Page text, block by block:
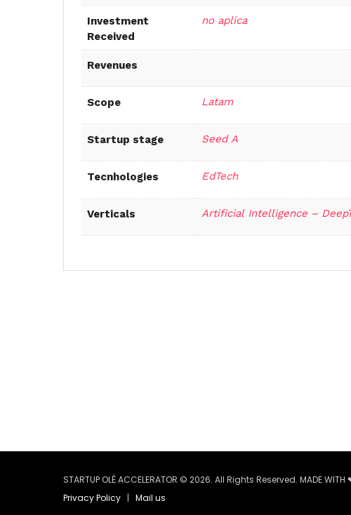
Investment
Received
no aplica
Revenues
Scope Latam
Startup stage Seed A
Tecnhologies EdTech
Verticals Artificial Intelligence –
STARTUP OLÉ ACCELERATOR © 2026. All Rights Reserved. MADE WITH
Privacy Policy | Mail us